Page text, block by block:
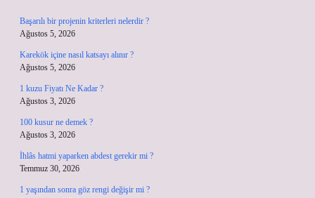
Başarılı bir projenin kriterleri nelerdir ?
Ağustos 5, 2026
Karekök içine nasıl katsayı alınır ?
Ağustos 5, 2026
1 kuzu Fiyatı Ne Kadar ?
Ağustos 3, 2026
100 kusur ne demek ?
Ağustos 3, 2026
İhlâs hatmi yaparken abdest gerekir mi ?
Temmuz 30, 2026
1 yaşından sonra göz rengi değişir mi ?